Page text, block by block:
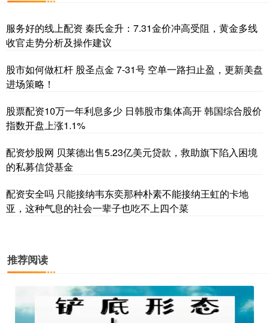
服务好的线上配资 秦氏金升：7.31金价冲高受阻，黄金多线
收官走势分析及操作建议
股市如何做杠杆 股圣点金 7-31号 空单一路扫止盈，更新美盘
进场策略！
股票配资10万一年利息多少 日韩股市集体高开 韩国综合股价
指数开盘上涨1.1%
配资炒股网 贝莱德出售5.23亿美元贷款，救助旗下陷入困境
的私募信贷基金
配资安全吗 只能接纳韦东奕那种朴素不能接纳王虹的卡地
亚，这种气息的社会一辈子也吃不上四个菜
推荐阅读